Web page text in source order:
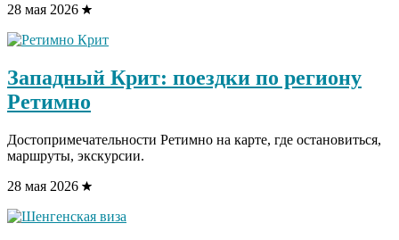
28 мая 2026
Западный Крит: поездки по региону
Ретимно
Достопримечательности Ретимно на карте, где остановиться,
маршруты, экскурсии.
28 мая 2026